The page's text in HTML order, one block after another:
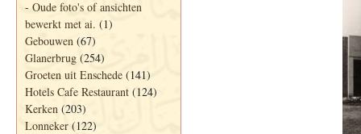
- Oude foto's of ansichten
bewerkt met ai. (1)
Gebouwen (67)
Glanerbrug (254)
Groeten uit Enschede (141)
Hotels Cafe Restaurant (124)
Kerken (203)
Lonneker (122)